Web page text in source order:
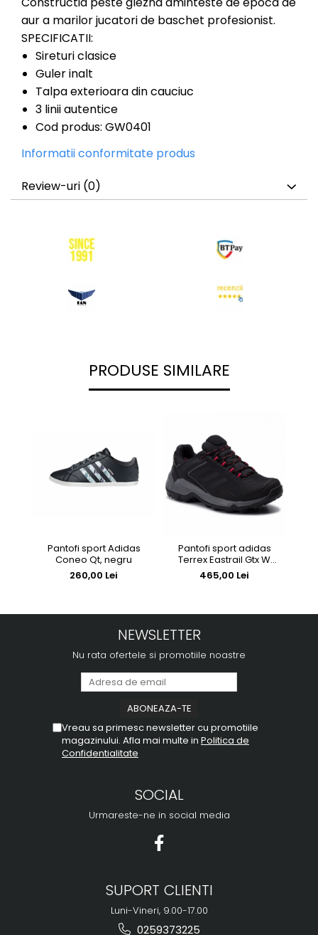
aur a marilor jucatori de baschet profesionist.
SPECIFICATII:
Sireturi clasice
Guler inalt
Talpa exterioara din cauciuc
3 linii autentice
Cod produs: GW0401
Informatii conformitate produs
Review-uri (0)
PRODUSE SIMILARE
Pantofi sport Adidas
Coneo Qt, negru
260,00 Lei
Pantofi sport adidas
Terrex Eastrail Gtx W
GORE-TEX BC0977
Carbon/Cblack/Actpnk
465,00 Lei
NEWSLETTER
Nu rata ofertele si promotiile noastre
Vreau sa primesc newsletter cu promotiile
magazinului. Afla mai multe in Politica de
Confidentialitate
SOCIAL
Urmareste-ne in social media
SUPORT CLIENTI
Luni-Vineri, 9.00-17.00
0259373225